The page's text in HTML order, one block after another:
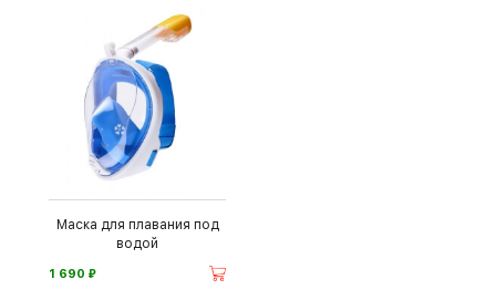
Маска для плавания под
водой
1 690 ⃏